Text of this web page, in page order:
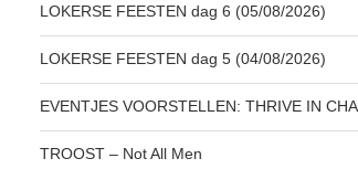
LOKERSE FEESTEN dag 6 (05/08/2026)
LOKERSE FEESTEN dag 5 (04/08/2026)
EVENTJES VOORSTELLEN: THRIVE IN
TROOST – Not All Men